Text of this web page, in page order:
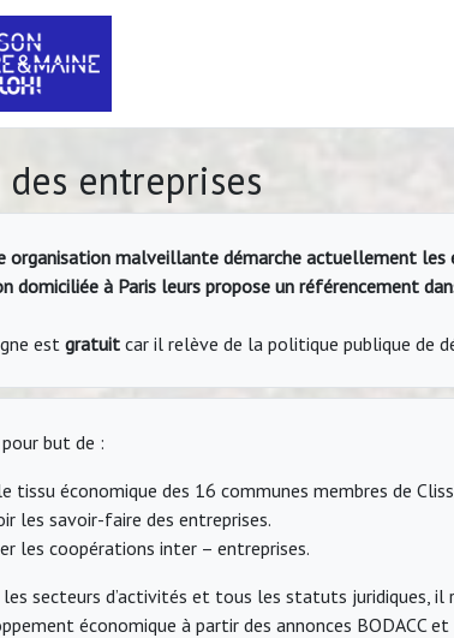
entreprises
organisation malveillante démarche actuellement les
domiciliée à Paris leurs propose un référencement
est gratuit car il relève de la politique publique de
but de :
tissu économique des 16 communes membres de
les savoir-faire des entreprises.
les coopérations inter – entreprises.
secteurs d’activités et tous les statuts juridiques, il
économique à partir des annonces BODACC